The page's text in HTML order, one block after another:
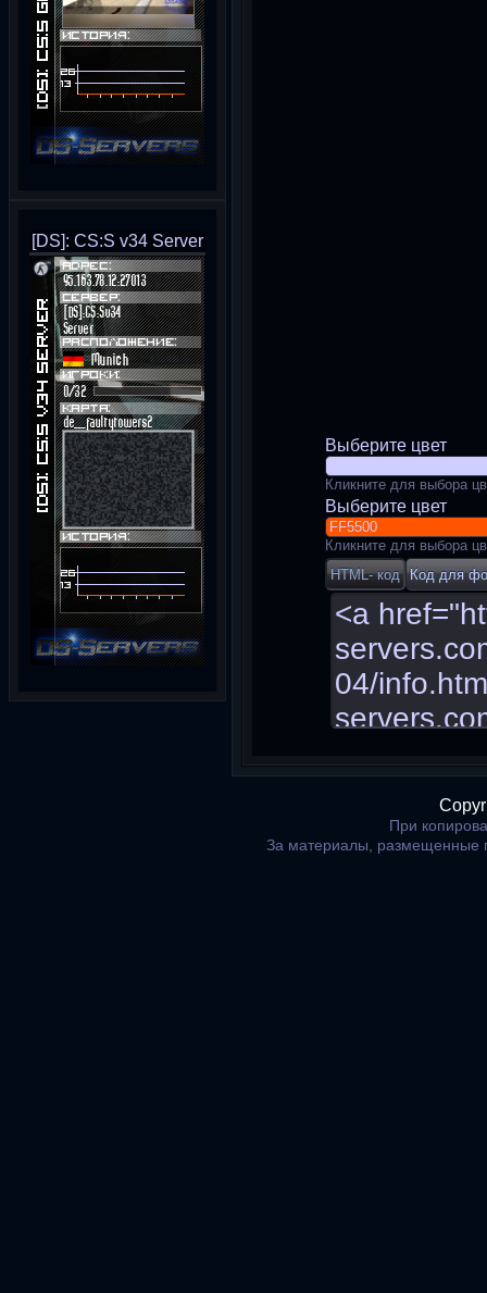
[DS]: CS:S v34 Server
Выберите цвет
Кликните для выбора
Выберите цвет
Кликните для выбора
При
За материалы, размещенные